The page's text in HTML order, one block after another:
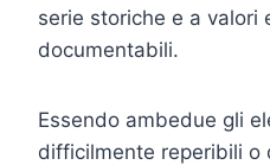
serie storiche e a valori
documentabili.
Essendo ambedue gli
difficilmente reperibili o